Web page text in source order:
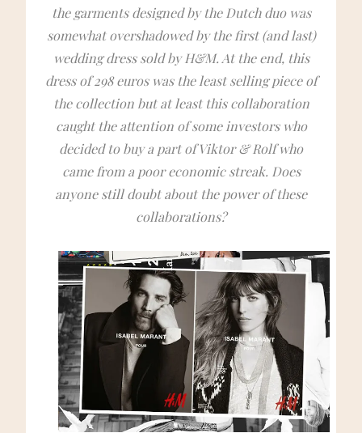
the garments designed by the Dutch duo was
somewhat overshadowed by the first (and last)
wedding dress sold by H&M. At the end, this
dress of 298 euros was the least selling piece of
the collection but at least this collaboration
caught the attention of some investors who
decided to buy a part of Viktor & Rolf who
came from a poor economic streak. Does
anyone still doubt about the power of these
collaborations?